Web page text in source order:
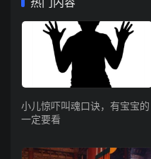
小儿惊吓叫魂口诀，有宝宝的
一定要看